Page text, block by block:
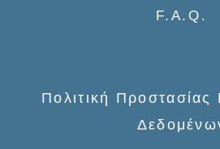
F.A.Q.
Πολιτική